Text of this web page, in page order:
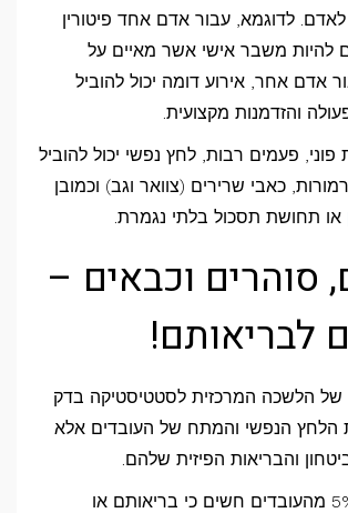
לדוגמא, עבור אדם אחד פיטורין
להיות משבר אישי אשר מאיים על
אדם אחר, אירוע דומה יכול להוביל
והזדמנות מקצועית.
פעמים רבות, לחץ נפשי יכול להוביל
כאבי שרירים (צוואר וגב) וכמובן
או תחושת תסכול בלתי נגמרת.
סוהרים וכבאים –
לבריאותם!
הלשכה המרכזית לסטטיסטיקה בדק
הנפשי והמתח של העובדים אלא
והבריאות הפיזית שלהם.
לפי הסקר כ- 5% מהעובדים חשים כי בריאותם או